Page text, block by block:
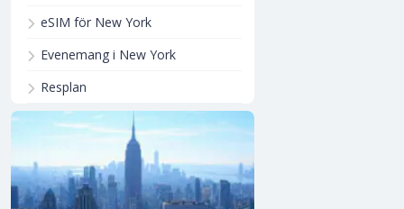
eSIM för New York
Evenemang i New York
Resplan